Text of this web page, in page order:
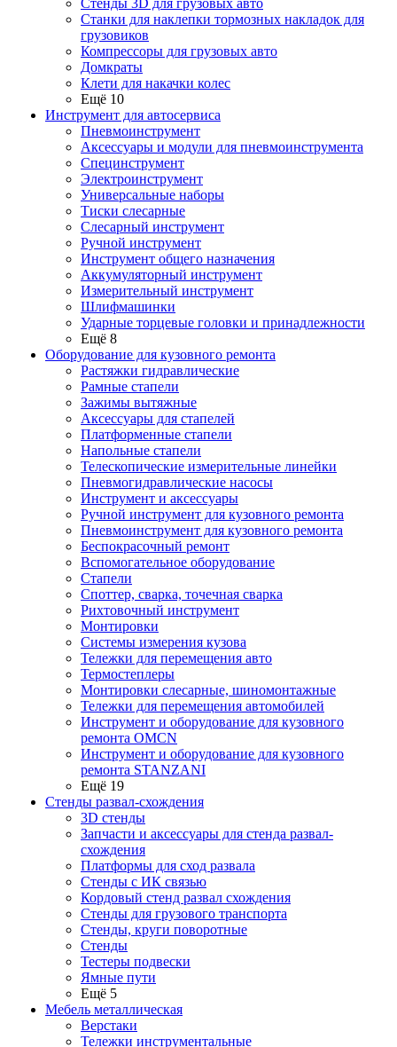
Стенды 3D для грузовых авто
Станки для наклепки тормозных накладок для
грузовиков
Компрессоры для грузовых авто
Домкраты
Клети для накачки колес
Ещё 10
Инструмент для автосервиса
Пневмоинструмент
Аксессуары и модули для пневмоинструмента
Специнструмент
Электроинструмент
Универсальные наборы
Тиски слесарные
Слесарный инструмент
Ручной инструмент
Инструмент общего назначения
Аккумуляторный инструмент
Измерительный инструмент
Шлифмашинки
Ударные торцевые головки и принадлежности
Ещё 8
Оборудование для кузовного ремонта
Растяжки гидравлические
Рамные стапели
Зажимы вытяжные
Аксессуары для стапелей
Платформенные стапели
Напольные стапели
Телескопические измерительные линейки
Пневмогидравлические насосы
Инструмент и аксессуары
Ручной инструмент для кузовного ремонта
Пневмоинструмент для кузовного ремонта
Беспокрасочный ремонт
Вспомогательное оборудование
Стапели
Споттер, сварка, точечная сварка
Рихтовочный инструмент
Монтировки
Системы измерения кузова
Тележки для перемещения авто
Термостеплеры
Монтировки слесарные, шиномонтажные
Тележки для перемещения автомобилей
Инструмент и оборудование для кузовного
ремонта OMCN
Инструмент и оборудование для кузовного
ремонта STANZANI
Ещё 19
Стенды развал-схождения
3D стенды
Запчасти и аксессуары для стенда развал-
схождения
Платформы для сход развала
Стенды с ИК связью
Кордовый стенд развал схождения
Стенды для грузового транспорта
Стенды, круги поворотные
Стенды
Тестеры подвески
Ямные пути
Ещё 5
Мебель металлическая
Верстаки
Тележки инструментальные